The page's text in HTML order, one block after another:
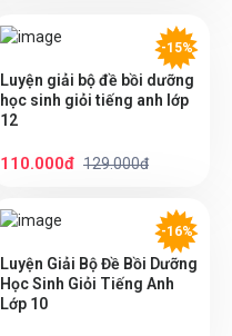
-15%
Luyện giải bộ đề bồi dưỡng
học sinh giỏi tiếng anh lớp
12
110.000đ 129.000đ
-16%
Luyện Giải Bộ Đề Bồi Dưỡng
Học Sinh Giỏi Tiếng Anh
Lớp 10